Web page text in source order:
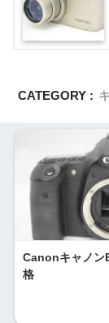
CATEGORY :
Canonキャノン
格